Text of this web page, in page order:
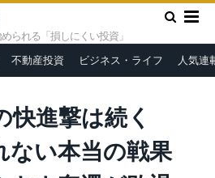
られる「損しにくい投資」
不動産投資 ビジネス・ライフ 人気連
ウクライナの快進撃は続くか？報道されな
ウ奪還が敗退を早める“バルジの戦い”と
快進撃は続く
ない本当の戦果